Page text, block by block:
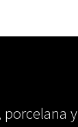
porcelana y